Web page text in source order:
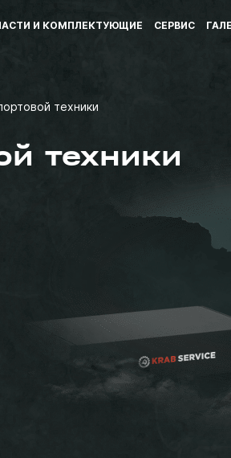
И КОМПЛЕКТУЮЩИЕ СЕРВИС
техники
техники